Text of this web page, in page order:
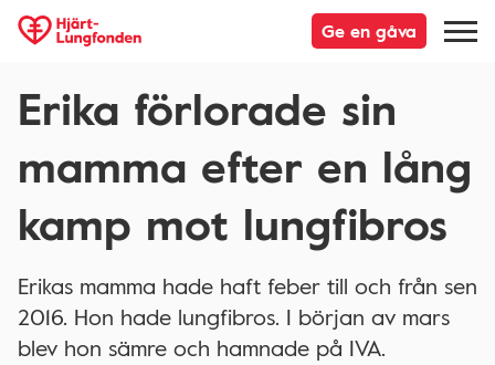
Ge en gåva
Erika förlorade sin
mamma efter en lång
kamp mot lungfibros
Erikas mamma hade haft feber till och från sen
2016. Hon hade lungfibros. I början av mars
blev hon sämre och hamnade på IVA.